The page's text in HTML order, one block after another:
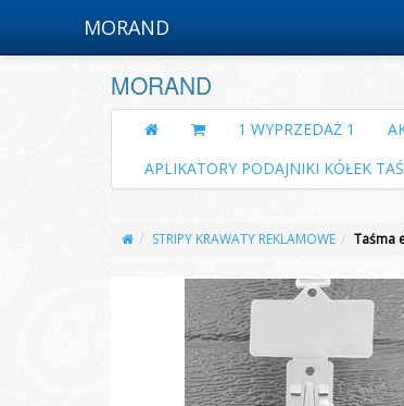
MORAND
MORAND
1 WYPRZEDAŻ 1
APLIKATORY PODAJNIKI KÓŁEK
STRIPY KRAWATY REKLAMOWE Taśma